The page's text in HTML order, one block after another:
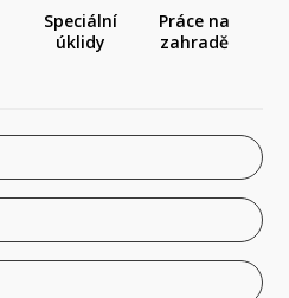
Speciální
úklidy
Práce na
zahradě